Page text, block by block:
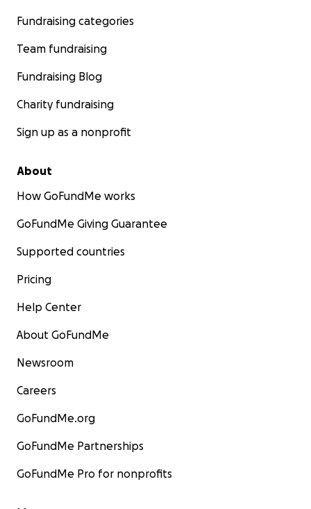
Fundraising categories
Team fundraising
Fundraising Blog
Charity fundraising
Sign up as a nonprofit
About
How GoFundMe works
GoFundMe Giving Guarantee
Supported countries
Pricing
Help Center
About GoFundMe
Newsroom
Careers
GoFundMe.org
GoFundMe Partnerships
GoFundMe Pro for nonprofits